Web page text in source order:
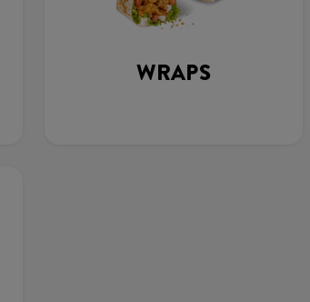
WRAPS